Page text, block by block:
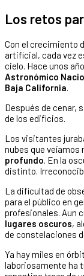
Los retos
Con el crecimiento
artificial, cada vez
cielo. Hace unos
Astronómico
Baja California
Después de cenar,
de los edificios.
Los visitantes
nubes que veíamos
profundo . En la
distinto.
La dificultad de
para el público en
profesionales. Aun
lugares oscuros,
de constelaciones
Ya hay miles en
laboriosamente ha